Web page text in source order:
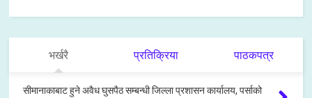
भर्खरै प्रतिक्रिया पाठकपत्र
सीमानाकाबाट हुने अवैध घुसपैठ सम्बन्धी जिल्ला प्रशासन कार्यालय, पर्साको